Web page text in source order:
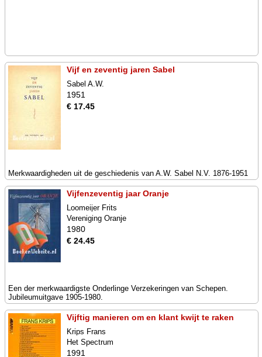
Vijf en zeventig jaren Sabel
Sabel A.W.
1951
€ 17.45
Merkwaardigheden uit de geschiedenis van A.W. Sabel N.V. 1876-1951
Vijfenzeventig jaar Oranje
Loomeijer Frits
Vereniging Oranje
1980
€ 24.45
Een der merkwaardigste Onderlinge Verzekeringen van Schepen.
Jubileumuitgave 1905-1980.
Vijftig manieren om en klant kwijt te raken
Krips Frans
Het Spectrum
1991